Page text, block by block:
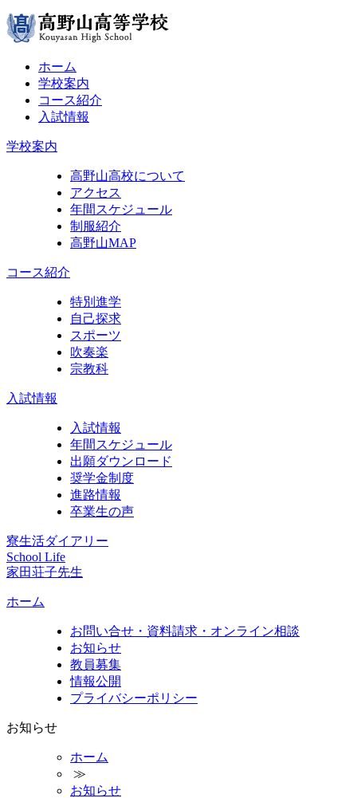
ホーム
学校案内
コース紹介
入試情報
学校案内
高野山高校について
アクセス
年間スケジュール
制服紹介
高野山MAP
コース紹介
特別進学
自己探求
スポーツ
吹奏楽
宗教科
入試情報
入試情報
年間スケジュール
出願ダウンロード
奨学金制度
進路情報
卒業生の声
寮生活ダイアリー
School Life
家田荘子先生
ホーム
お問い合せ・資料請求・オンライン相談
お知らせ
教員募集
情報公開
プライバシーポリシー
お知らせ
ホーム
≫
お知らせ